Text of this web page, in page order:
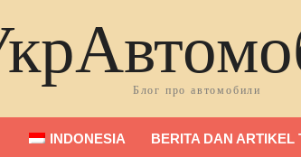
Блог про автомобили
INDONESIA BERITA DAN ARTIKEL